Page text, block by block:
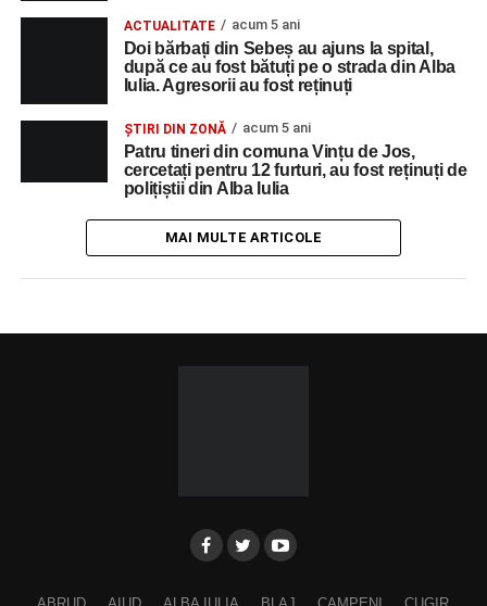
ACTUALITATE acum 5 ani
Doi bărbați din Sebeș au ajuns la spital,
după ce au fost bătuți pe o strada din Alba
Iulia. Agresorii au fost reținuți
ȘTIRI DIN ZONĂ acum 5 ani
Patru tineri din comuna Vințu de Jos,
cercetați pentru 12 furturi, au fost reținuți de
polițiștii din Alba Iulia
MAI MULTE ARTICOLE